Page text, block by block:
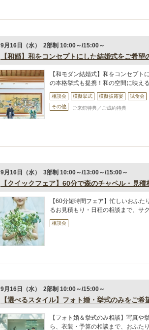
9月16日（水） 2部制 10:00～/15:00～
【和婚】和をコンセプトにした結婚式をご希望
【和モダン結婚式】和をコンセプ
の本格挙式も提携！和の空間に映え
相談会 模擬挙式 模擬披露宴
試食会
その他
ご来館特典／ご成約特典
9月16日（水） 3部制 10:00～/13:00～/15:00～
【クイックフェア】60分で森のチャペル・見
【60分短時間フェア】忙しいおふ
るお見積もり・日程の相談まで、サ
相談会
9月16日（水） 2部制 10:00～/15:00～
【選べるスタイル】フォト婚・挙式のみをご希
【フォト婚＆挙式のみ相談】写真
ら、衣装・予算の相談まで、おふた